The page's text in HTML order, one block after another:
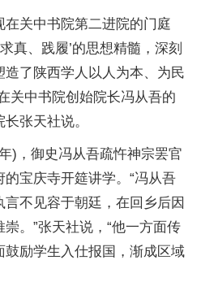
关中书院第二进院的门庭
真、践履’的思想精髓，深刻
了陕西学人以人为本、为民
关中书院创始院长冯从吾的
张天社说。
)，御史冯从吾疏忤神宗罢官
宝庆寺开筵讲学。“冯从吾
不见容于朝廷，在回乡后因
。”张天社说，“他一方面传
励学生入仕报国，渐成区域